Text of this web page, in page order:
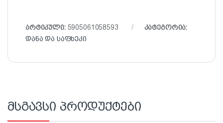
არტიკული: 5905061058593
კატეგორია:
დანა და საფხეკი
მსგავსი პროდუქტები